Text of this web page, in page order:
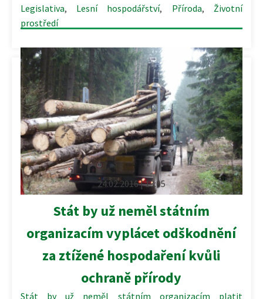
Legislativa, Lesní hospodářství, Příroda, Životní
prostředí
24.02.2016 | 13:05
Stát by už neměl státním
organizacím vyplácet odškodnění
za ztížené hospodaření kvůli
ochraně přírody
Stát by už neměl státním organizacím platit